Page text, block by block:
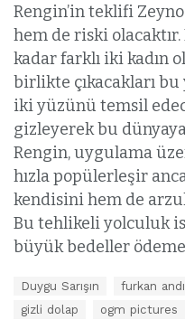
Rengin’in teklifi Zeyno
hem de riski
kadar farklı iki kadın
birlikte çıkacakları
iki yüzünü temsil
gizleyerek bu
Rengin, uygulama
hızla popülerleşir
kendisini hem de
Bu tehlikeli yolculuk
büyük bedeller
Duygu Sarışın furkan
gizli dolap
ogm pictures